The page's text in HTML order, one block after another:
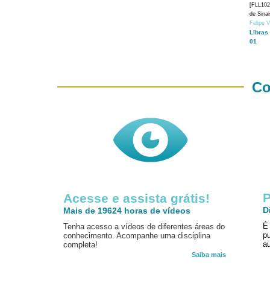
de
Felipe
Libras
01
Acesse e assista grátis!
Mais de 19624 horas de vídeos
Tenha acesso a vídeos de diferentes áreas do
conhecimento. Acompanhe uma disciplina
completa!
Saiba mais